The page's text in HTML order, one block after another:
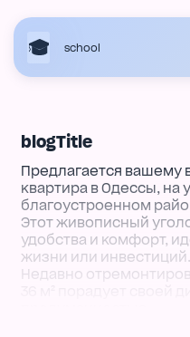
school
blogTitle
Предлагается вашему
квартира в Одессы, на
благоустроенном
Этот живописный
удобства и комфорт,
жизни или инвестиций.
Недавно
Жилая комната с